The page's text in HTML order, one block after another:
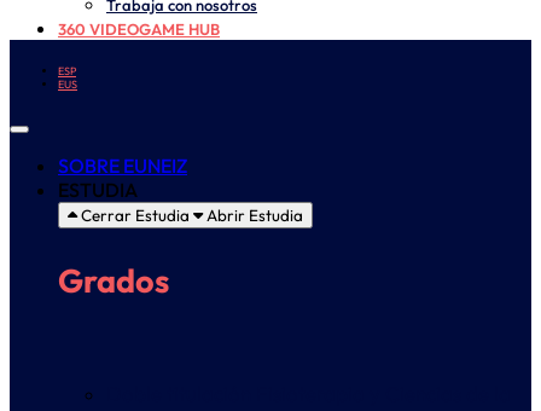
Trabaja con nosotros
360 VIDEOGAME HUB
ESP
EUS
SOBRE EUNEIZ
ESTUDIA
Cerrar Estudia Abrir Estudia
Grados